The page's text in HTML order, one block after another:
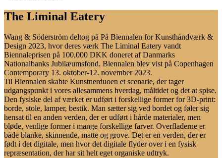
The Liminal Eatery
Wang & Söderström deltog på På Biennalen for Kunsthåndværk &
Design 2023, hvor deres værk The Liminal Eatery vandt
Biennaleprisen på 100,000 DKK doneret af Danmarks
Nationalbanks Jubilæumsfond. Biennalen blev vist på Copenhagen
Contemporary 13. oktober-12. november 2023.
Til Biennalen skabte Kunstnerduoen et scenarie, der tager
udgangspunkt i vores allesammens hverdag, måltidet og det at spise.
Den fysiske del af værket er udført i forskellige former for 3D-print:
borde, stole, lamper, bestik. Man sætter sig ved bordet og føler sig
hensat til en anden verden, der er udført i hårde materialer, men
bløde, venlige former i mange forskellige farver. Overfladerne er
både blanke, skinnende, matte og grove. Det er en verden, der er
født i det digitale, men hvor det digitale flyder over i en fysisk
repræsentation, der har sit helt eget organiske udtryk.